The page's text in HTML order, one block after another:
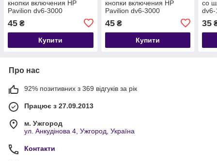
кнопки включения HP
Pavilion dv6-3000
45 ₴
Купити
кнопки включения HP
Pavilion dv6-3000
45₴
Купити
со
35
Про нас
92% позитивних з 369 відгуків за рік
Працює з 27.09.2013
м. Ужгород
ул. Анкудінова 4, Ужгород, Україна
Контакти